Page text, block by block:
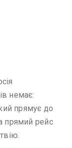
немає:
прямує до
прямий рейс